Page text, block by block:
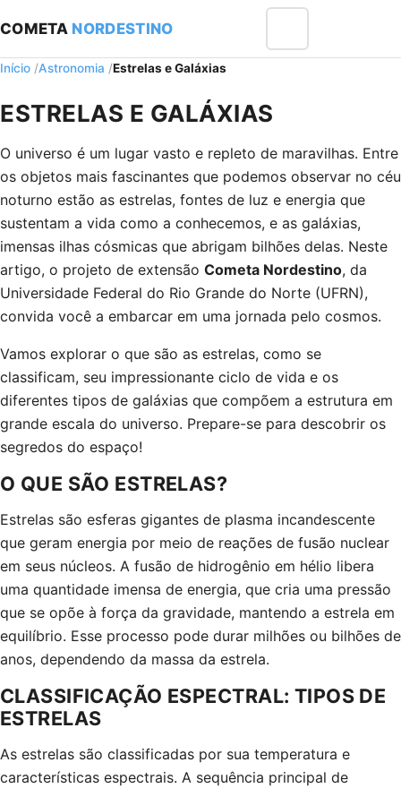
COMETA NORDESTINO
Início Astronomia Estrelas e Galáxias
ESTRELAS E GALÁXIAS
O universo é um lugar vasto e repleto de maravilhas. Entre
os objetos mais fascinantes que podemos observar no céu
noturno estão as estrelas, fontes de luz e energia que
sustentam a vida como a conhecemos, e as galáxias,
imensas ilhas cósmicas que abrigam bilhões delas. Neste
artigo, o projeto de extensão Cometa Nordestino, da
Universidade Federal do Rio Grande do Norte (UFRN),
convida você a embarcar em uma jornada pelo cosmos.
Vamos explorar o que são as estrelas, como se
classificam, seu impressionante ciclo de vida e os
diferentes tipos de galáxias que compõem a estrutura em
grande escala do universo. Prepare-se para descobrir os
segredos do espaço!
O QUE SÃO ESTRELAS?
Estrelas são esferas gigantes de plasma incandescente
que geram energia por meio de reações de fusão nuclear
em seus núcleos. A fusão de hidrogênio em hélio libera
uma quantidade imensa de energia, que cria uma pressão
que se opõe à força da gravidade, mantendo a estrela em
equilíbrio. Esse processo pode durar milhões ou bilhões de
anos, dependendo da massa da estrela.
CLASSIFICAÇÃO ESPECTRAL: TIPOS DE
ESTRELAS
As estrelas são classificadas por sua temperatura e
características espectrais. A sequência principal de